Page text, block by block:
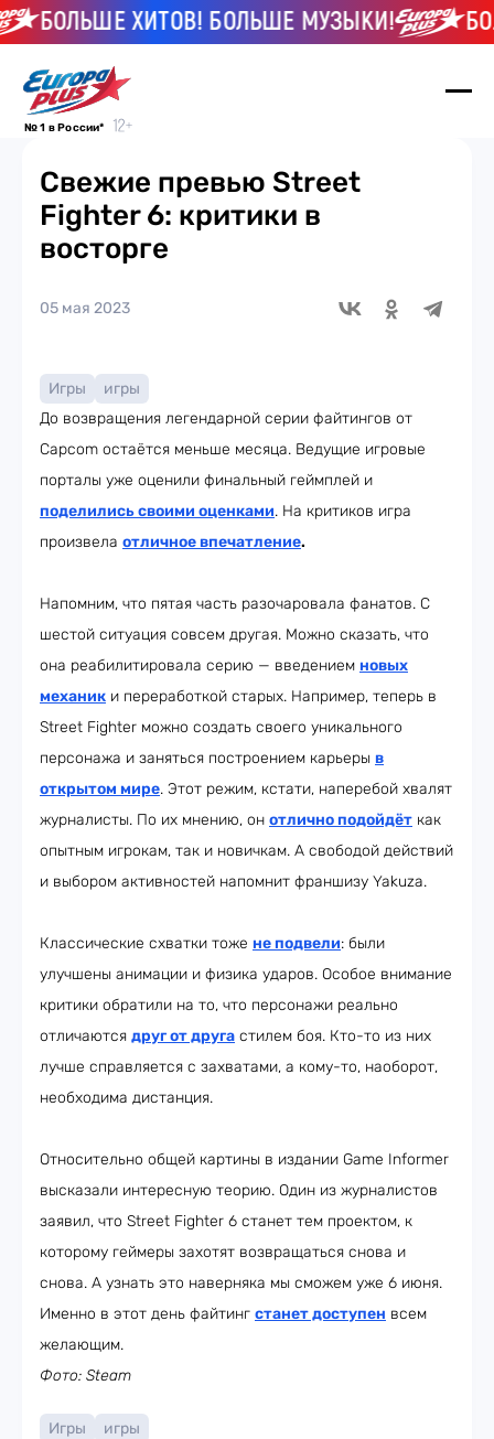
БОЛЬШЕ ХИТОВ! БОЛЬШЕ МУЗЫКИ!
№ 1 в России*
Свежие превью Street
Fighter 6: критики в
восторге
05 мая 2023
Игры
игры
До возвращения легендарной серии файтингов от
Capcom остаётся меньше месяца. Ведущие игровые
порталы уже оценили финальный геймплей и
поделились своими оценками. На критиков игра
произвела отличное впечатление.
Напомним, что пятая часть разочаровала фанатов. С
шестой ситуация совсем другая. Можно сказать, что
она реабилитировала серию — введением новых
механик и переработкой старых. Например, теперь в
Street Fighter можно создать своего уникального
персонажа и заняться построением карьеры в
открытом мире. Этот режим, кстати, наперебой хвалят
журналисты. По их мнению, он отлично подойдёт как
опытным игрокам, так и новичкам. А свободой действий
и выбором активностей напомнит франшизу Yakuza.
Классические схватки тоже не подвели: были
улучшены анимации и физика ударов. Особое внимание
критики обратили на то, что персонажи реально
отличаются друг от друга стилем боя. Кто-то из них
лучше справляется с захватами, а кому-то, наоборот,
необходима дистанция.
Относительно общей картины в издании Game Informer
высказали интересную теорию. Один из журналистов
заявил, что Street Fighter 6 станет тем проектом, к
которому геймеры захотят возвращаться снова и
снова. А узнать это наверняка мы сможем уже 6 июня.
Именно в этот день файтинг станет доступен всем
желающим.
Фото: Steam
Игры игры